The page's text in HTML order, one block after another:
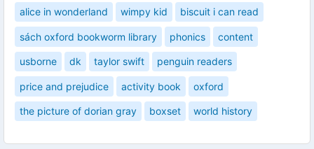
alice in wonderland wimpy kid biscuit i can read
sách oxford bookworm library phonics content
usborne dk taylor swift penguin readers
price and prejudice activity book oxford
the picture of dorian gray boxset world history